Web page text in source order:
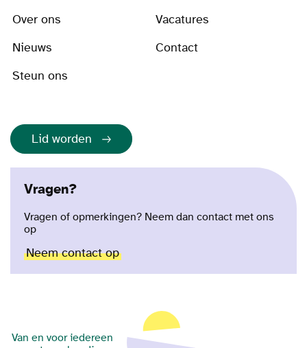
Over ons
Vacatures
Nieuws
Contact
Steun ons
Lid worden
Vragen?
Vragen of opmerkingen? Neem dan contact met ons
op
Neem contact op
Van en voor iedereen